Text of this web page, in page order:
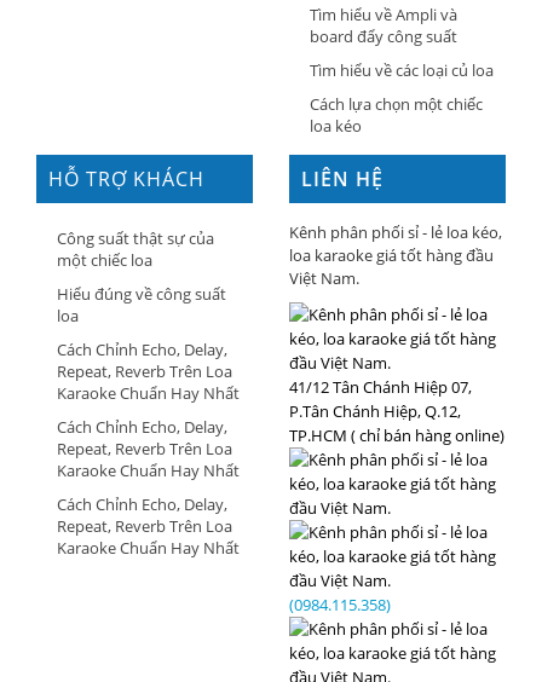
Tìm hiểu về Ampli và
board đẩy công suất
Tìm hiểu về các loại củ loa
Cách lựa chọn một chiếc
loa kéo
HỖ TRỢ KHÁCH
HÀNG
Công suất thật sự của
một chiếc loa
Hiểu đúng về công suất
loa
Cách Chỉnh Echo, Delay,
Repeat, Reverb Trên Loa
Karaoke Chuẩn Hay Nhất
Cách Chỉnh Echo, Delay,
Repeat, Reverb Trên Loa
Karaoke Chuẩn Hay Nhất
Cách Chỉnh Echo, Delay,
Repeat, Reverb Trên Loa
Karaoke Chuẩn Hay Nhất
LIÊN HỆ
Kênh phân phối sỉ - lẻ loa kéo,
loa karaoke giá tốt hàng đầu
Việt Nam.
41/12 Tân Chánh Hiệp 07,
P.Tân Chánh Hiệp, Q.12,
TP.HCM ( chỉ bán hàng online)
(0984.115.358)